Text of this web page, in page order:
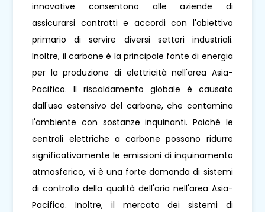
innovative consentono alle aziende di
assicurarsi contratti e accordi con l'obiettivo
primario di servire diversi settori industriali.
Inoltre, il carbone è la principale fonte di energia
per la produzione di elettricità nell'area Asia-
Pacifico. Il riscaldamento globale è causato
dall'uso estensivo del carbone, che contamina
l'ambiente con sostanze inquinanti. Poiché le
centrali elettriche a carbone possono ridurre
significativamente le emissioni di inquinamento
atmosferico, vi è una forte domanda di sistemi
di controllo della qualità dell'aria nell'area Asia-
Pacifico. Inoltre, il mercato dei sistemi di